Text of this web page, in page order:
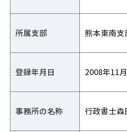
所属支部 熊本東南支
登録年月日 2008年11
事務所の名称 行政書士森